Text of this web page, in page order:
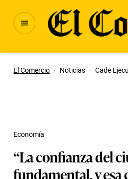
El Comercio · Noticias · Cade
“La confianza del
fundamental, y esa
Economía